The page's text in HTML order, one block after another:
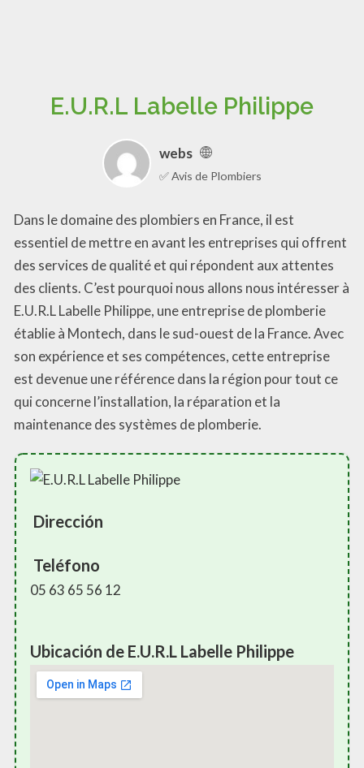
E.U.R.L Labelle Philippe
webs
✅ Avis de Plombiers
Dans le domaine des plombiers en France, il est
essentiel de mettre en avant les entreprises qui offrent
des services de qualité et qui répondent aux attentes
des clients. C’est pourquoi nous allons nous intéresser à
E.U.R.L Labelle Philippe, une entreprise de plomberie
établie à Montech, dans le sud-ouest de la France. Avec
son expérience et ses compétences, cette entreprise
est devenue une référence dans la région pour tout ce
qui concerne l’installation, la réparation et la
maintenance des systèmes de plomberie.
Dirección
Teléfono
05 63 65 56 12
Ubicación de E.U.R.L Labelle Philippe